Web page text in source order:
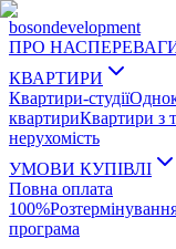
bosondevelopment
ПРО НАС
КВАРТИРИ
Квартири-студії
квартириКвартири з
нерухомість
УМОВИ КУПІВЛІ
Повна оплата
100%
програма